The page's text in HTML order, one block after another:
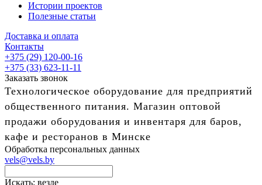
Истории проектов
Полезные статьи
Доставка и оплата
Контакты
+375 (29) 120-00-16
+375 (33) 623-11-11
Заказать звонок
Технологическое оборудование для предприятий
общественного питания. Магазин оптовой
продажи оборудования и инвентаря для баров,
кафе и ресторанов в Минске
Обработка персональных данных
vels@vels.by
Искать: везде